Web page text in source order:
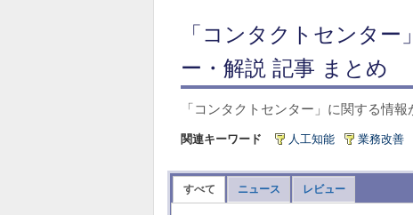
「コンタクトセンタ
ー・解説 記事 まとめ
「コンタクトセンター」に関する情報
関連キーワード 人工知能 業務改善
すべて ニュース レビュー